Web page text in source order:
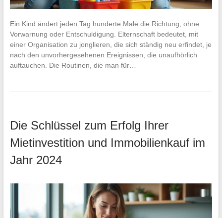
Ein Kind ändert jeden Tag hunderte Male die Richtung, ohne
Vorwarnung oder Entschuldigung. Elternschaft bedeutet, mit
einer Organisation zu jonglieren, die sich ständig neu erfindet, je
nach den unvorhergesehenen Ereignissen, die unaufhörlich
auftauchen. Die Routinen, die man für…
Die Schlüssel zum Erfolg Ihrer
Mietinvestition und Immobilienkauf im
Jahr 2024